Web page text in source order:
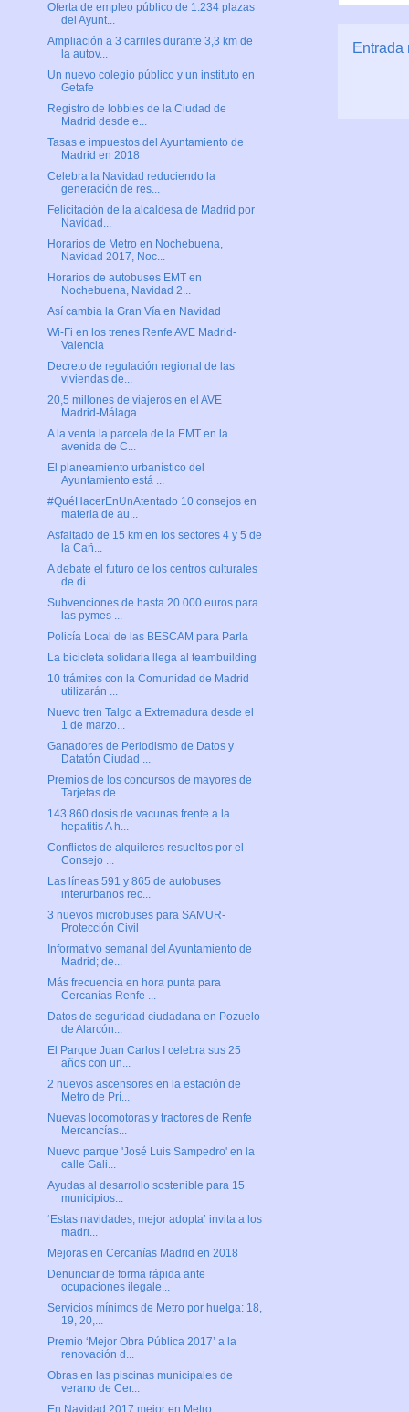
Entrada
Oferta de empleo público de 1.234 plazas
del Ayunt...
Ampliación a 3 carriles durante 3,3 km de
la autov...
Un nuevo colegio público y un instituto en
Getafe
Registro de lobbies de la Ciudad de
Madrid desde e...
Tasas e impuestos del Ayuntamiento de
Madrid en 2018
Celebra la Navidad reduciendo la
generación de res...
Felicitación de la alcaldesa de Madrid por
Navidad...
Horarios de Metro en Nochebuena,
Navidad 2017, Noc...
Horarios de autobuses EMT en
Nochebuena, Navidad 2...
Así cambia la Gran Vía en Navidad
Wi-Fi en los trenes Renfe AVE Madrid-
Valencia
Decreto de regulación regional de las
viviendas de...
20,5 millones de viajeros en el AVE
Madrid-Málaga ...
A la venta la parcela de la EMT en la
avenida de C...
El planeamiento urbanístico del
Ayuntamiento está ...
#QuéHacerEnUnAtentado 10 consejos en
materia de au...
Asfaltado de 15 km en los sectores 4 y 5 de
la Cañ...
A debate el futuro de los centros culturales
de di...
Subvenciones de hasta 20.000 euros para
las pymes ...
Policía Local de las BESCAM para Parla
La bicicleta solidaria llega al teambuilding
10 trámites con la Comunidad de Madrid
utilizarán ...
Nuevo tren Talgo a Extremadura desde el
1 de marzo...
Ganadores de Periodismo de Datos y
Datatón Ciudad ...
Premios de los concursos de mayores de
Tarjetas de...
143.860 dosis de vacunas frente a la
hepatitis A h...
Conflictos de alquileres resueltos por el
Consejo ...
Las líneas 591 y 865 de autobuses
interurbanos rec...
3 nuevos microbuses para SAMUR-
Protección Civil
Informativo semanal del Ayuntamiento de
Madrid; de...
Más frecuencia en hora punta para
Cercanías Renfe ...
Datos de seguridad ciudadana en Pozuelo
de Alarcón...
El Parque Juan Carlos I celebra sus 25
años con un...
2 nuevos ascensores en la estación de
Metro de Prí...
Nuevas locomotoras y tractores de Renfe
Mercancías...
Nuevo parque 'José Luis Sampedro' en la
calle Gali...
Ayudas al desarrollo sostenible para 15
municipios...
‘Estas navidades, mejor adopta’ invita a los
madri...
Mejoras en Cercanías Madrid en 2018
Denunciar de forma rápida ante
ocupaciones ilegale...
Servicios mínimos de Metro por huelga: 18,
19, 20,...
Premio ‘Mejor Obra Pública 2017’ a la
renovación d...
Obras en las piscinas municipales de
verano de Cer...